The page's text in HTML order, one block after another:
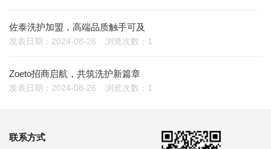
佐泰洗护加盟，高端品质触手可及
发表日期：2024-08-26 浏览次数：1
Zoeto招商启航，共筑洗护新篇章
发表日期：2024-08-26 浏览次数：1
联系方式